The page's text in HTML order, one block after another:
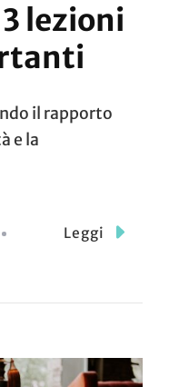
lezioni
il rapporto
e la
Leggi